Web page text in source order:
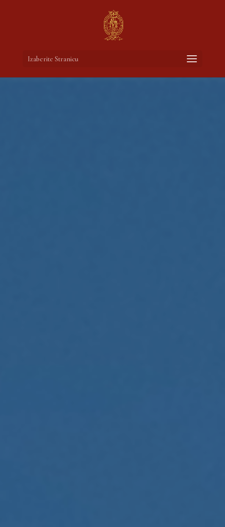
Izaberite Stranicu